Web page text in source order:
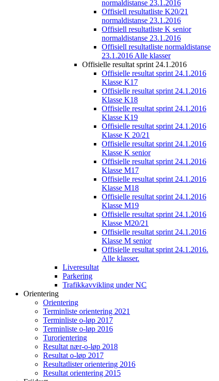
normaldistanse 23.1.2016
Offisiell resultatliste K20/21
normaldistanse 23.1.2016
Offisiell resultatliste K senior
normaldistanse 23.1.2016
Offisiell resultatliste normaldistanse
23.1.2016 Alle klasser
Offisielle resultat sprint 24.1.2016
Offisielle resultat sprint 24.1.2016
Klasse K17
Offisielle resultat sprint 24.1.2016
Klasse K18
Offisielle resultat sprint 24.1.2016
Klasse K19
Offisielle resultat sprint 24.1.2016
Klasse K 20/21
Offisielle resultat sprint 24.1.2016
Klasse K senior
Offisielle resultat sprint 24.1.2016
Klasse M17
Offisielle resultat sprint 24.1.2016
Klasse M18
Offisielle resultat sprint 24.1.2016
Klasse M19
Offisielle resultat sprint 24.1.2016
Klasse M20/21
Offisielle resultat sprint 24.1.2016
Klasse M senior
Offisielle resultat sprint 24.1.2016.
Alle klasser.
Liveresultat
Parkering
Trafikkavvikling under NC
Orientering
Orientering
Terminliste orientering 2021
Terminliste o-løp 2017
Terminliste o-løp 2016
Turorientering
Resultat nær-o-løp 2018
Resultat o-løp 2017
Resultatlister orientering 2016
Resultat orientering 2015